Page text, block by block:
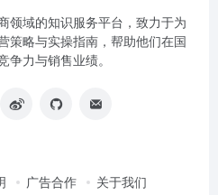
领域的知识服务平台，致力于为
策略与实操指南，帮助他们在国
争力与销售业绩。
广告合作 关于我们